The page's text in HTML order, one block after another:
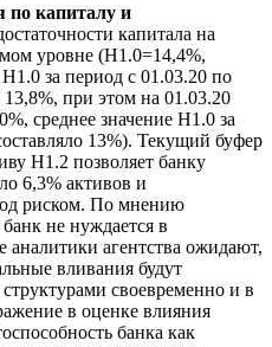
по капиталу и
капитала на
уровне (Н1.0=14,4%,
за период с 01.03.20 по
при этом на 01.03.20
среднее значение Н1.0 за
13%). Текущий буфер
Н1.2 позволяет банку
6,3% активов и
риском. По мнению
не нуждается в
аналитики агентства ожидают,
вливания будут
своевременно и в
в оценке влияния
банка как